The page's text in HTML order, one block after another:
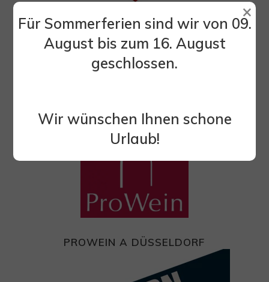
EXPO RIVA HOTEL A RIVA DEL GARDA
PROWEIN A DÜSSELDORF
Für Sommerferien sind wir von 09.
August bis zum 16. August
geschlossen.
Wir wünschen Ihnen schone
Urlaub!
×